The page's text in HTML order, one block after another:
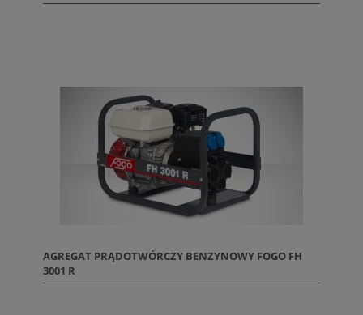
AGREGAT PRĄDOTWÓRCZY BENZYNOWY FOGO FH
3001 R